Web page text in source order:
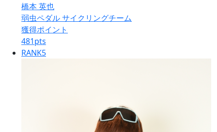
橋本 英也
弱虫ペダル サイクリングチーム
獲得ポイント
481pts
RANK5